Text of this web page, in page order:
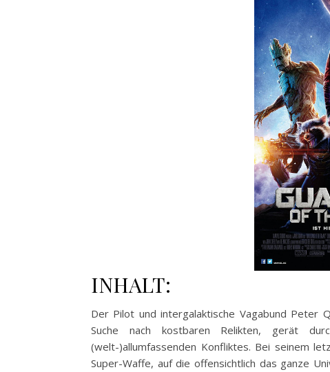
INHALT:
Der Pilot und intergalaktische Vagabund Peter
Suche nach kostbaren Relikten, gerät
(welt-)allumfassenden Konfliktes. Bei seinem
Super-Waffe, auf die offensichtlich das ganze